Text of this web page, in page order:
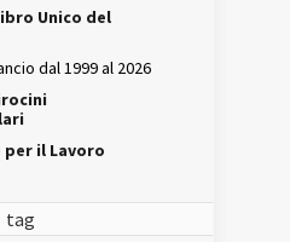
Unico del
dal 1999 al 2026
per il Lavoro
tag